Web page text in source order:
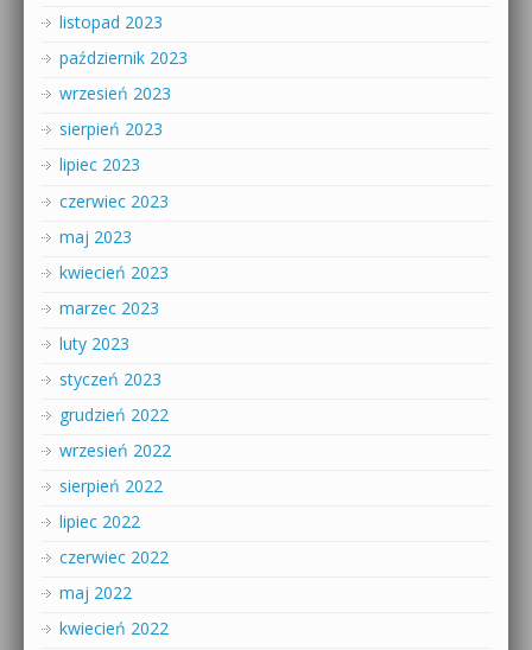
listopad 2023
październik 2023
wrzesień 2023
sierpień 2023
lipiec 2023
czerwiec 2023
maj 2023
kwiecień 2023
marzec 2023
luty 2023
styczeń 2023
grudzień 2022
wrzesień 2022
sierpień 2022
lipiec 2022
czerwiec 2022
maj 2022
kwiecień 2022